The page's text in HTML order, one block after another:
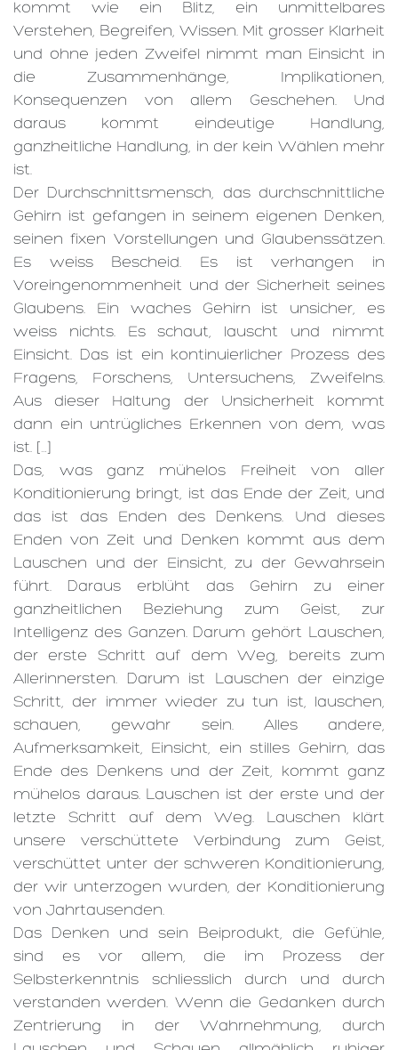
kommt wie ein Blitz, ein unmittelbares
Verstehen, Begreifen, Wissen. Mit grosser Klarheit
und ohne jeden Zweifel nimmt man Einsicht in
die Zusammenhänge, Implikationen,
Konsequenzen von allem Geschehen. Und
daraus kommt eindeutige Handlung,
ganzheitliche Handlung, in der kein Wählen mehr
ist.
Der Durchschnittsmensch, das durchschnittliche
Gehirn ist gefangen in seinem eigenen Denken,
seinen fixen Vorstellungen und Glaubenssätzen.
Es weiss Bescheid. Es ist verhangen in
Voreingenommenheit und der Sicherheit seines
Glaubens. Ein waches Gehirn ist unsicher, es
weiss nichts. Es schaut, lauscht und nimmt
Einsicht. Das ist ein kontinuierlicher Prozess des
Fragens, Forschens, Untersuchens, Zweifelns.
Aus dieser Haltung der Unsicherheit kommt
dann ein untrügliches Erkennen von dem, was
ist. […]
Das, was ganz mühelos Freiheit von aller
Konditionierung bringt, ist das Ende der Zeit, und
das ist das Enden des Denkens. Und dieses
Enden von Zeit und Denken kommt aus dem
Lauschen und der Einsicht, zu der Gewahrsein
führt. Daraus erblüht das Gehirn zu einer
ganzheitlichen Beziehung zum Geist, zur
Intelligenz des Ganzen. Darum gehört Lauschen,
der erste Schritt auf dem Weg, bereits zum
Allerinnersten. Darum ist Lauschen der einzige
Schritt, der immer wieder zu tun ist, lauschen,
schauen, gewahr sein. Alles andere,
Aufmerksamkeit, Einsicht, ein stilles Gehirn, das
Ende des Denkens und der Zeit, kommt ganz
mühelos daraus. Lauschen ist der erste und der
letzte Schritt auf dem Weg. Lauschen klärt
unsere verschüttete Verbindung zum Geist,
verschüttet unter der schweren Konditionierung,
der wir unterzogen wurden, der Konditionierung
von Jahrtausenden.
Das Denken und sein Beiprodukt, die Gefühle,
sind es vor allem, die im Prozess der
Selbsterkenntnis schliesslich durch und durch
verstanden werden. Wenn die Gedanken durch
Zentrierung in der Wahrnehmung, durch